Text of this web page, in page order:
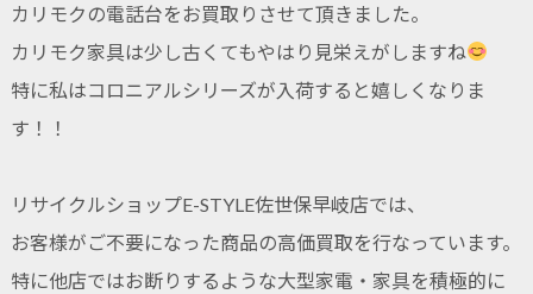
カリモクの電話台をお買取りさせて頂きました。
カリモク家具は少し古くてもやはり見栄えがしますね
特に私はコロニアルシリーズが入荷すると嬉しくなりま
す！！
リサイクルショップE-STYLE佐世保早岐店では、
お客様がご不要になった商品の高価買取を行なっています。
特に他店ではお断りするような大型家電・家具を積極的に